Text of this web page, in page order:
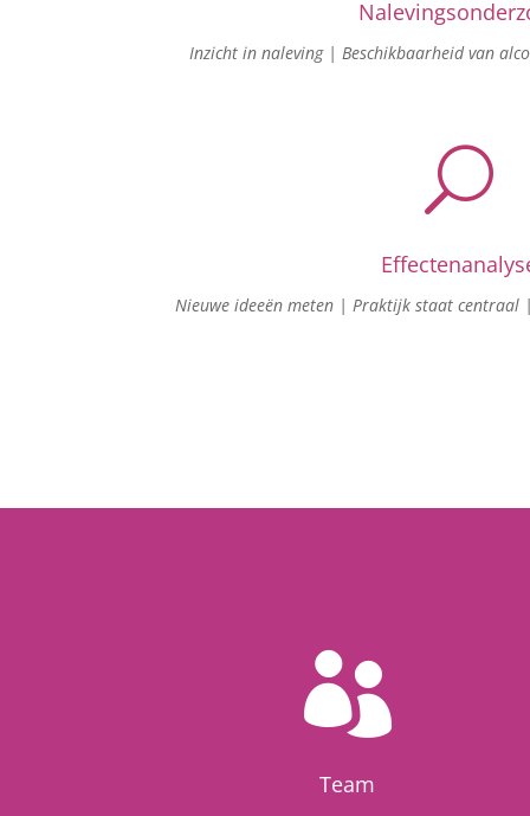
Inzicht in naleving | Beschikbaarheid van
U
Nieuwe ideeën meten | Praktijk staat centraal

Team